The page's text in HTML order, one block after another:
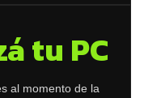
tu PC
al momento de la